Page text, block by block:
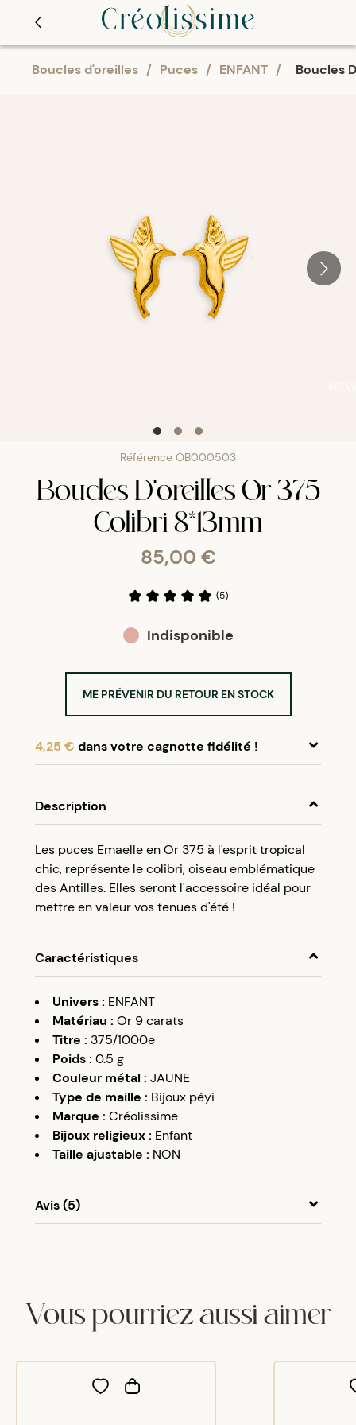
Boucles d'oreilles / Puces / ENFANT / Boucles
Référence OB000503
Boucles D'oreilles Or 375
Colibri 8*13mm
85,00 €
(5)
Indisponible
ME PRÉVENIR DU RETOUR EN STOCK
4,25 € dans votre cagnotte fidélité !
compte client et cumulez 5% de vos achats dans
votre cagnotte fidélité sans minimum d’achat.
Utilisez votre cagnotte de fidélité dès votre
prochaine commande à partir de 50€ d’achats.
Description
Les puces Emaelle en Or 375 à l'esprit tropical
chic, représente le colibri, oiseau emblématique
des Antilles. Elles seront l'accessoire idéal pour
mettre en valeur vos tenues d'été !
Caractéristiques
Univers: ENFANT
Matériau : Or 9 carats
Titre : 375/1000e
Poids: 0.5 g
Couleur métal: JAUNE
Type de maille : Bijoux péyi
Marque : Créolissime
Bijoux religieux: Enfant
Taille ajustable : NON
Avis (5)
A 03/06/20
Vous pourriez aussi aimer